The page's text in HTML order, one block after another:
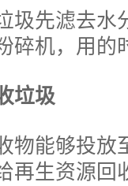
圾先滤去水
碎机，用的
垃圾
物能够投放
再生资源回